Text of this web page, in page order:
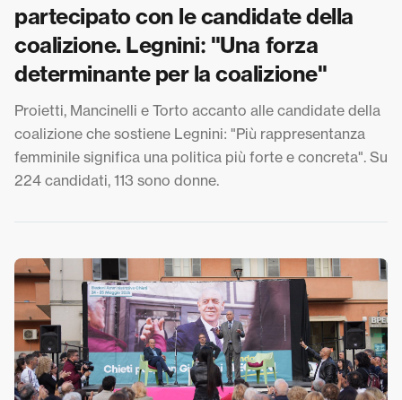
partecipato con le candidate della
coalizione. Legnini: "Una forza
determinante per la coalizione"
Proietti, Mancinelli e Torto accanto alle candidate della
coalizione che sostiene Legnini: "Più rappresentanza
femminile significa una politica più forte e concreta". Su
224 candidati, 113 sono donne.